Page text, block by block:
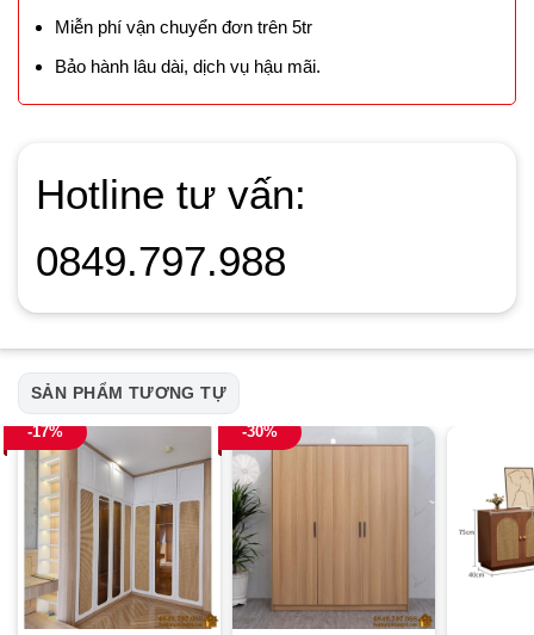
Miễn phí vận chuyển đơn trên 5tr
Bảo hành lâu dài, dịch vụ hậu mãi.
Hotline tư vấn:
0849.797.988
SẢN PHẨM TƯƠNG TỰ
-17% -30%